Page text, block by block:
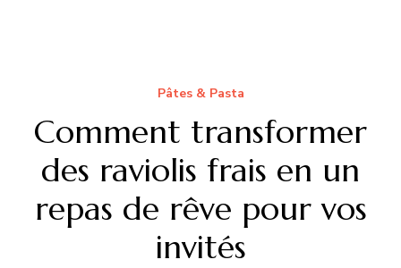
Pâtes & Pasta
Comment transformer
des raviolis frais en un
repas de rêve pour vos
invités